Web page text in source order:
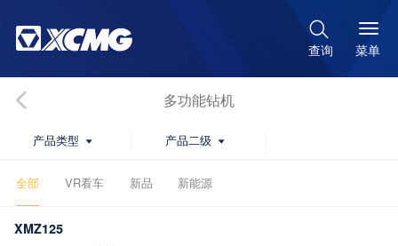

查询 菜单
多功能钻机
产品类型  产品二级 
全部 VR看车 新品 新能源
XMZ125